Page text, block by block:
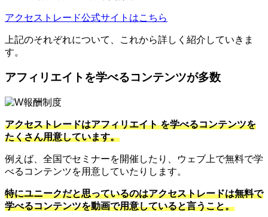
アクセストレード公式サイトはこちら
上記のそれぞれについて、これから詳しく紹介していきま
す。
アフィリエイトを学べるコンテンツが多数
アクセストレードはアフィリエイト を学べるコンテンツを
たくさん用意しています。
例えば、全国でセミナーを開催したり、ウェブ上で無料で学
べるコンテンツを用意していたりします。
特にユニークだと思っているのはアクセストレードは無料で
学べるコンテンツを動画で用意していると言うこと。